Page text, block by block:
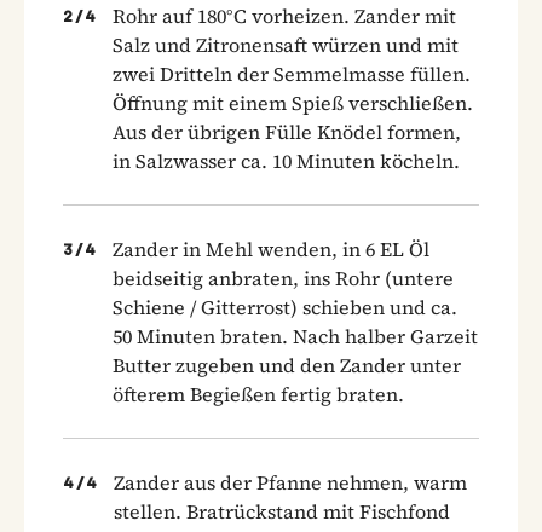
2 /4
Rohr auf 180°C vorheizen. Zander mit
Salz und Zitronensaft würzen und mit
zwei Dritteln der Semmelmasse füllen.
Öffnung mit einem Spieß verschließen.
Aus der übrigen Fülle Knödel formen,
in Salzwasser ca. 10 Minuten köcheln.
3 /4
Zander in Mehl wenden, in 6 EL Öl
beidseitig anbraten, ins Rohr (untere
Schiene / Gitterrost) schieben und ca.
50 Minuten braten. Nach halber Garzeit
Butter zugeben und den Zander unter
öfterem Begießen fertig braten.
4 /4
Zander aus der Pfanne nehmen, warm
stellen. Bratrückstand mit Fischfond